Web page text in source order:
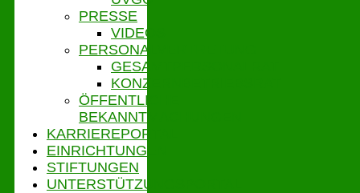
PRESSE
VIDEOS
PERSONALVERTRETUNG
GESAMTPERSONALRAT
KONZERNBETRIEBSRAT
ÖFFENTLICHE
BEKANNTMACHUNGEN
KARRIEREPORTAL
EINRICHTUNGEN
STIFTUNGEN
UNTERSTÜTZUNGSPORTAL